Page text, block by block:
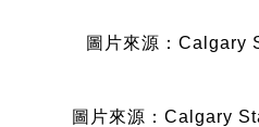
圖片來源：Calgary
圖片來源：Calgary